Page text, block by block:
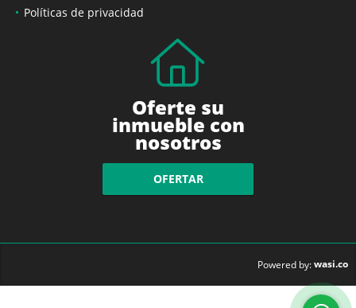
Políticas de privacidad
Oferte su
inmueble con
nosotros
OFERTAR
Powered by:wasi.co